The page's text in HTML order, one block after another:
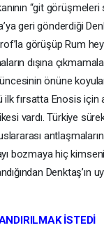
“git
geri gönderdiği
görüşüp Rum
dışına
önüne
ilk fırsatta Enosis için
vardı. Türkiye
bozmaya hiç
Denktaş’ın
İSTEDİ